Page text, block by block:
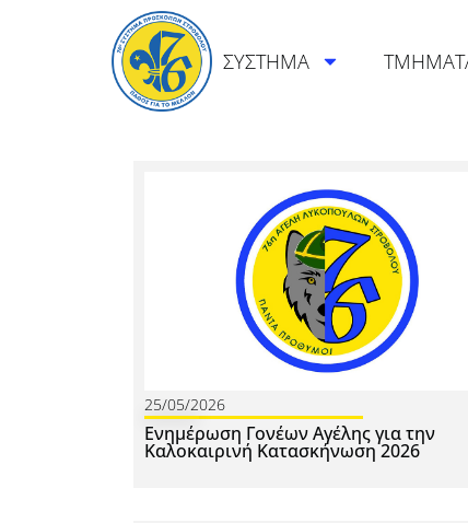
ΣΥΣΤΗΜΑ
25/05/2026
Ενημέρωση Γονέων Αγέλης για την
Καλοκαιρινή Κατασκήνωση 2026